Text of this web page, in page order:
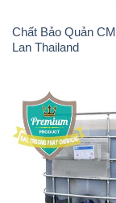
Chất Bảo Quản
Lan Thailand